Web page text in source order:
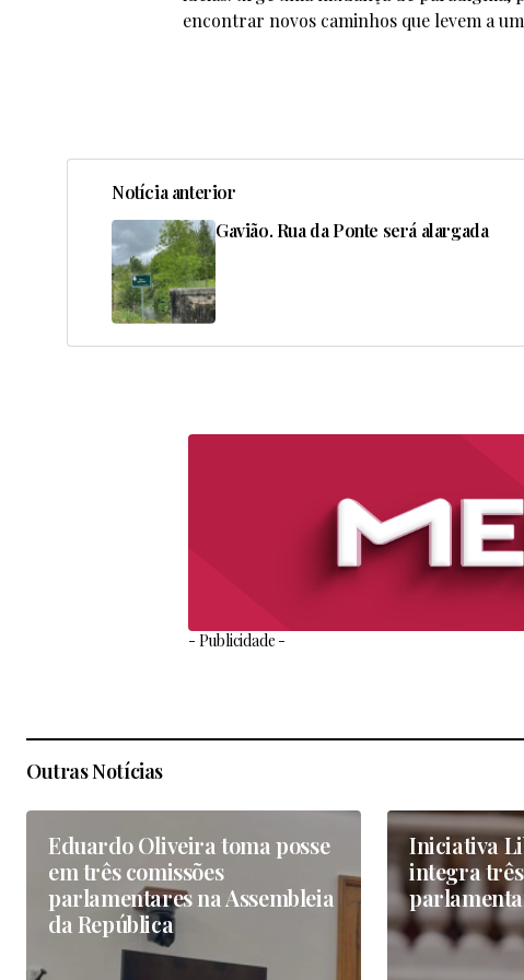
encontrar novos caminhos que levem a
Notícia anterior
Gavião. Rua da Ponte será alargada
- Publicidade -
Outras Notícias
Eduardo Oliveira toma posse
em três comissões
parlamentares na Assembleia
da República
Iniciativa
integra